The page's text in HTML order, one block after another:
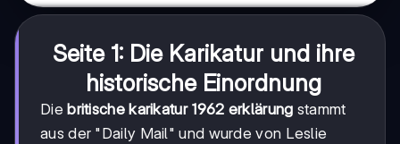
Seite 1: Die Karikatur und ihre
historische Einordnung
Die britische karikatur 1962 erklärung stammt
aus der "Daily Mail" und wurde von Leslie